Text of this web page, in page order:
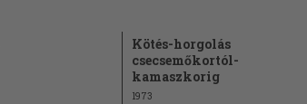
Kötés-horgolás
csecsemőkortól-
kamaszkorig
1973